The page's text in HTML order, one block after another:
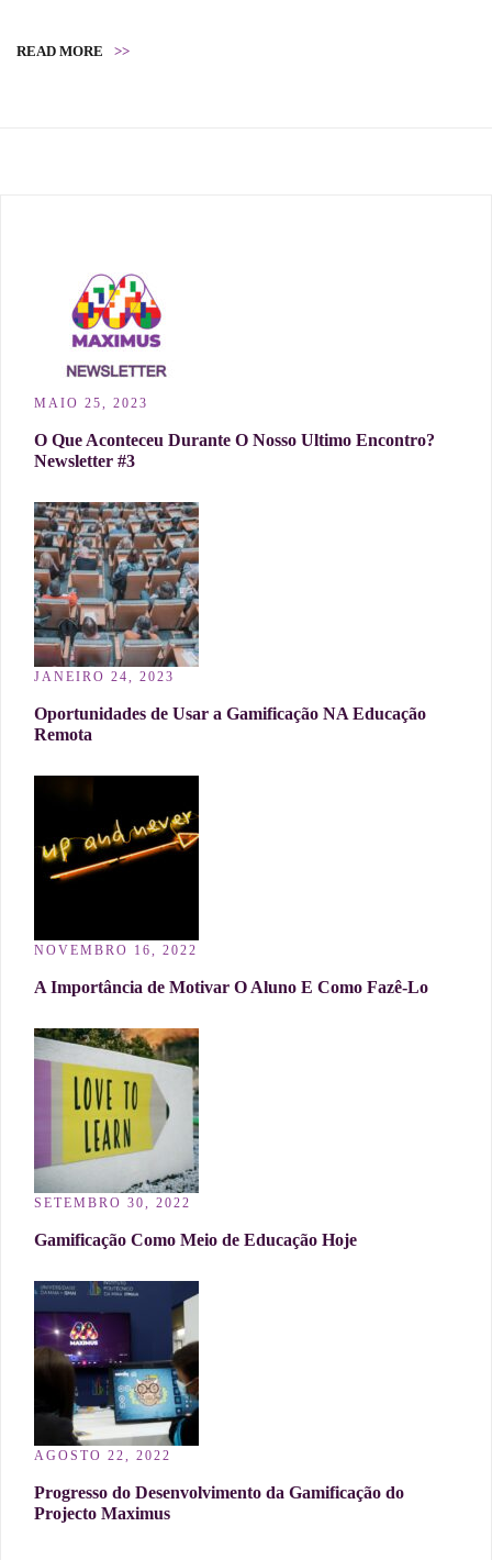
READ MORE >>
MAIO 25, 2023
O Que Aconteceu Durante O Nosso Ultimo Encontro?
Newsletter #3
JANEIRO 24, 2023
Oportunidades de Usar a Gamificação NA Educação
Remota
NOVEMBRO 16, 2022
A Importância de Motivar O Aluno E Como Fazê-Lo
SETEMBRO 30, 2022
Gamificação Como Meio de Educação Hoje
AGOSTO 22, 2022
Progresso do Desenvolvimento da Gamificação do
Projecto Maximus